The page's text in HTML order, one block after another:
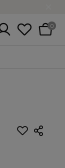
0